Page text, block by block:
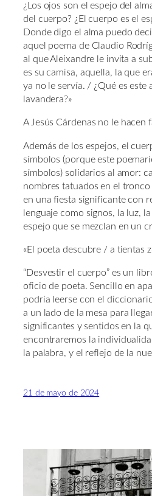
¿Los ojos son el espejo del
del cuerpo? ¿El cuerpo es el
Donde digo el alma puedo
aquel poema de Claudio
al que Aleixandre le invita a
es su camisa, aquella, la que
ya no le servía. / ¿Qué es este
lavandera?»
A Jesús Cárdenas no le hacen
Además de los espejos, el
símbolos (porque este
símbolos) solidarios al amor:
nombres tatuados en el
en una fiesta significante con
lenguaje como signos, la luz,
espejo que se mezclan en un
«El poeta descubre / a tientas
“Desvestir el cuerpo” es un
oficio de poeta. Sencillo en
podría leerse con el
a un lado de la mesa para
significantes y sentidos en la
encontraremos la
la palabra, y el reflejo de la
21 de mayo de 2024